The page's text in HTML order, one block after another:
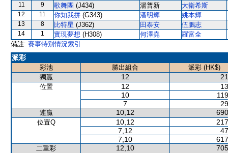
11 9 歌舞團 (J434) 湯普新 大衛希斯
12 11 你知我拼 (G343) 潘明輝 姚本輝
13 8 比特星 (J362) 田泰安 伍鵬志
14 1 實現夢想 (H308) 何澤堯
羅富全
備註: 賽事特別情況索引
派彩
彩池 勝出組合
派彩 (HK$)
獨贏
12
位置 12
10
7
連贏 10,12
位置Q 10,12
7,12
7,10
二重彩 12,10